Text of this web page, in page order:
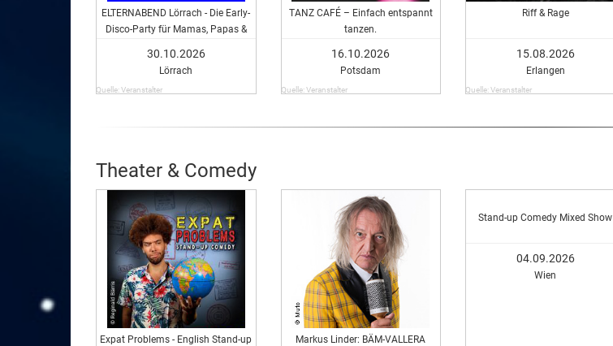
ELTERNABEND Lörrach - Die Early-
Disco-Party für Mamas, Papas &
30.10.2026
Lörrach
Quelle: Veranstalter
TANZ CAFÉ – Einfach entspannt
tanzen.
16.10.2026
Potsdam
Quelle: Veranstalter
Riff & Rage
15.08.2026
Erlangen
Quelle: Veranstalter
Theater & Comedy
Expat Problems - English Stand-up
Markus Linder: BÄM-VALLERA
Stand-up Comedy Mixed Show
04.09.2026
Wien